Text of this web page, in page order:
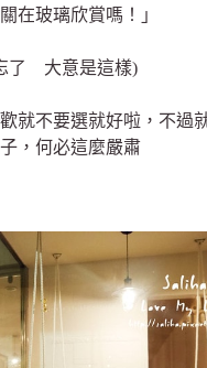
在玻璃欣賞嗎！」
了 大意是這樣)
就不要選就好啦，不過
，何必這麼嚴肅